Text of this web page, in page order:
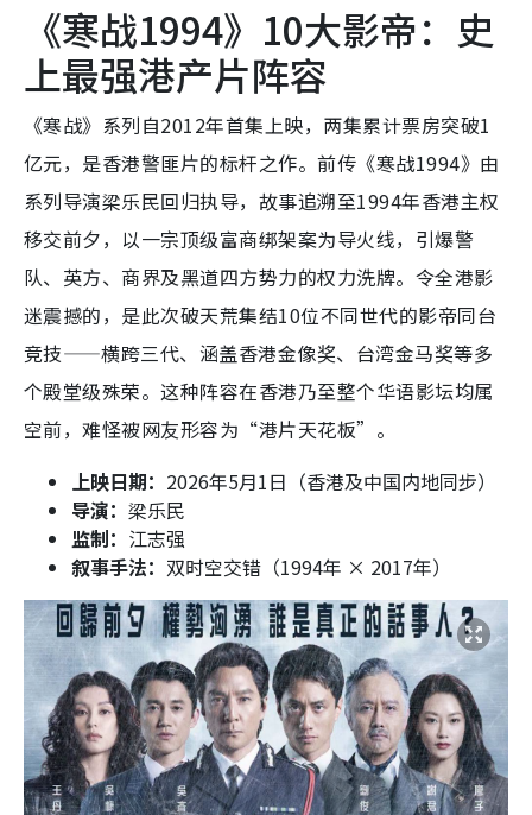
《寒战1994》10大影帝：史
上最强港产片阵容
《寒战》系列自2012年首集上映，两集累计票房突破1
亿元，是香港警匪片的标杆之作。前传《寒战1994》由
系列导演梁乐民回归执导，故事追溯至1994年香港主权
移交前夕，以一宗顶级富商绑架案为导火线，引爆警
队、英方、商界及黑道四方势力的权力洗牌。令全港影
迷震撼的，是此次破天荒集结10位不同世代的影帝同台
竞技——横跨三代、涵盖香港金像奖、台湾金马奖等多
个殿堂级殊荣。这种阵容在香港乃至整个华语影坛均属
空前，难怪被网友形容为“港片天花板”。
上映日期： 2026年5月1日（香港及中国内地同步）
导演： 梁乐民
监制： 江志强
叙事手法： 双时空交错（1994年 × 2017年）